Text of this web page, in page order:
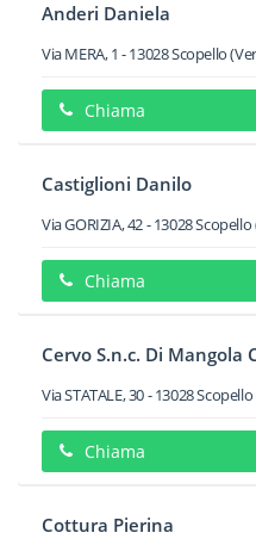
Anderi Daniela
Via MERA, 1 -13028Scopello
Chiama
Castiglioni Danilo
Via GORIZIA, 42-13028Scopello
Chiama
Cervo S.n.c. Di Mangola
Via STATALE, 30-13028Scopello
Chiama
Cottura Pierina